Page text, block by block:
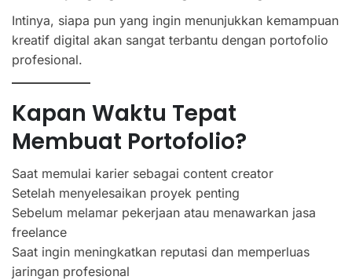
Intinya, siapa pun yang ingin menunjukkan kemampuan
kreatif digital akan sangat terbantu dengan portofolio
profesional.
Kapan Waktu Tepat
Membuat Portofolio?
Saat memulai karier sebagai content creator
Setelah menyelesaikan proyek penting
Sebelum melamar pekerjaan atau menawarkan jasa
freelance
Saat ingin meningkatkan reputasi dan memperluas
jaringan profesional